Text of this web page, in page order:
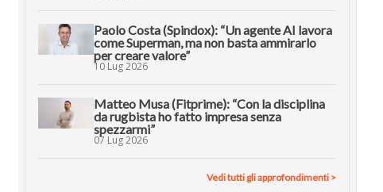
Paolo Costa (Spindox): “Un agente AI lavora
come Superman, ma non basta ammirarlo
per creare valore”
10 Lug 2026
Matteo Musa (Fitprime): “Con la disciplina
da rugbista ho fatto impresa senza
spezzarmi”
07 Lug 2026
Vedi tutti gli approfondimenti >